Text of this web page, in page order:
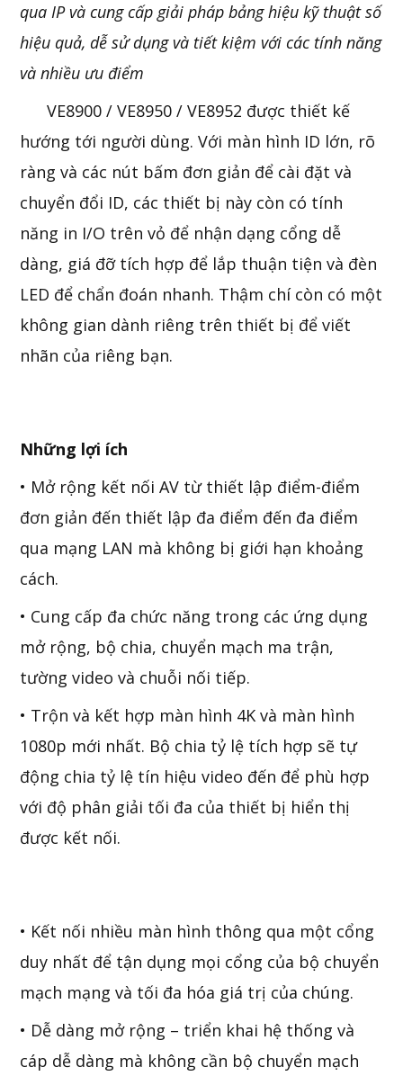
qua IP và cung cấp giải pháp bảng hiệu kỹ thuật số
hiệu quả, dễ sử dụng và tiết kiệm với các tính năng
và nhiều ưu điểm
VE8900 / VE8950 / VE8952 được thiết kế
hướng tới người dùng. Với màn hình ID lớn, rõ
ràng và các nút bấm đơn giản để cài đặt và
chuyển đổi ID, các thiết bị này còn có tính
năng in I/O trên vỏ để nhận dạng cổng dễ
dàng, giá đỡ tích hợp để lắp thuận tiện và đèn
LED để chẩn đoán nhanh. Thậm chí còn có một
không gian dành riêng trên thiết bị để viết
nhãn của riêng bạn.
Những lợi ích
• Mở rộng kết nối AV từ thiết lập điểm-điểm
đơn giản đến thiết lập đa điểm đến đa điểm
qua mạng LAN mà không bị giới hạn khoảng
cách.
• Cung cấp đa chức năng trong các ứng dụng
mở rộng, bộ chia, chuyển mạch ma trận,
tường video và chuỗi nối tiếp.
• Trộn và kết hợp màn hình 4K và màn hình
1080p mới nhất. Bộ chia tỷ lệ tích hợp sẽ tự
động chia tỷ lệ tín hiệu video đến để phù hợp
với độ phân giải tối đa của thiết bị hiển thị
được kết nối.
• Kết nối nhiều màn hình thông qua một cổng
duy nhất để tận dụng mọi cổng của bộ chuyển
mạch mạng và tối đa hóa giá trị của chúng.
• Dễ dàng mở rộng – triển khai hệ thống và
cáp dễ dàng mà không cần bộ chuyển mạch